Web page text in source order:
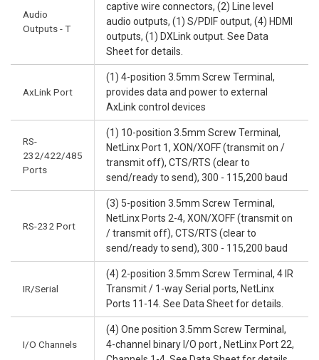
Audio
Outputs - T
captive wire connectors, (2) Line level
audio outputs, (1) S/PDIF output, (4) HDMI
outputs, (1) DXLink output. See Data
Sheet for details.
AxLink Port
(1) 4-position 3.5mm Screw Terminal,
provides data and power to external
AxLink control devices
RS-
232/422/485
Ports
(1) 10-position 3.5mm Screw Terminal,
NetLinx Port 1, XON/XOFF (transmit on /
transmit off), CTS/RTS (clear to
send/ready to send), 300 - 115,200 baud
RS-232 Port
(3) 5-position 3.5mm Screw Terminal,
NetLinx Ports 2-4, XON/XOFF (transmit on
/ transmit off), CTS/RTS (clear to
send/ready to send), 300 - 115,200 baud
IR/Serial
(4) 2-position 3.5mm Screw Terminal, 4 IR
Transmit / 1-way Serial ports, NetLinx
Ports 11-14. See Data Sheet for details.
I/O Channels
(4) One position 3.5mm Screw Terminal,
4-channel binary I/O port , NetLinx Port 22,